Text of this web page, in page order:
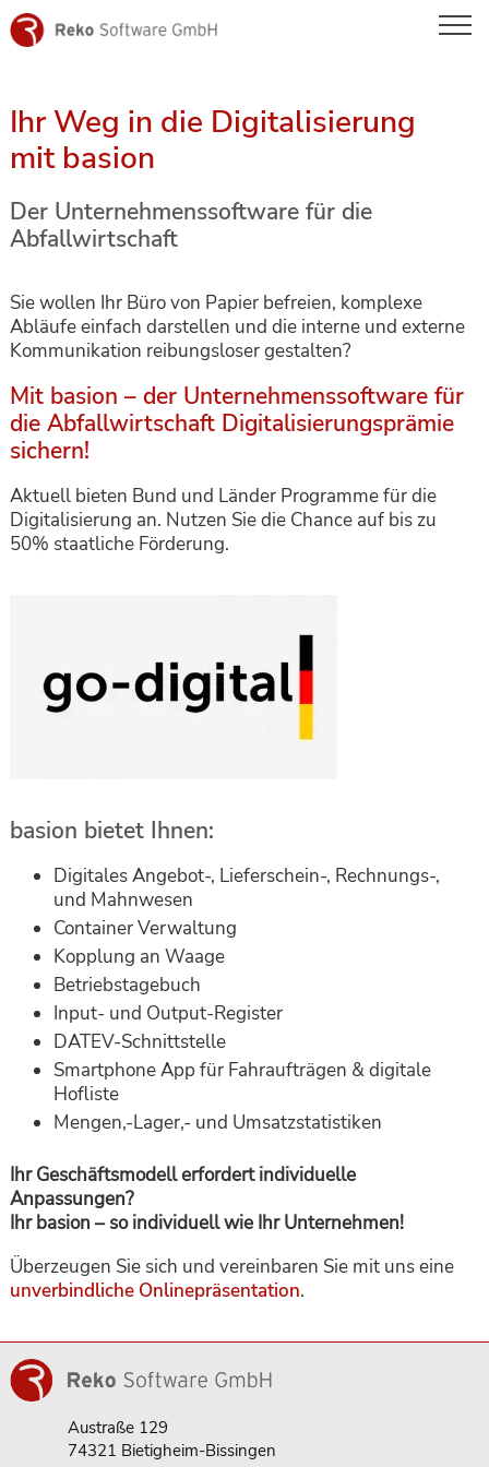
Skip
to
Ihr Weg in die Digitalisierung
mit basion
Der Unternehmenssoftware für die
Abfallwirtschaft
Sie wollen Ihr Büro von Papier befreien, komplexe
Abläufe einfach darstellen und die interne und externe
Kommunikation reibungsloser gestalten?
Mit basion – der Unternehmenssoftware für
die AbfallwirtschaftDigitalisierungsprämie
sichern!
Aktuell bieten Bund und Länder Programme für die
Digitalisierung an. Nutzen Sie die Chance auf bis zu
50% staatliche Förderung.
basion bietet Ihnen:
Digitales Angebot-, Lieferschein-, Rechnungs-,
und Mahnwesen
Container Verwaltung
Kopplung an Waage
Betriebstagebuch
Input- und Output-Register
DATEV-Schnittstelle
Smartphone App für Fahraufträgen & digitale
Hofliste
Mengen,-Lager,- und Umsatzstatistiken
Ihr Geschäftsmodell erfordert individuelle
Anpassungen?
Ihr basion – so individuell wie Ihr Unternehmen!
Überzeugen Sie sich und vereinbaren Sie mit uns eine
unverbindliche Onlinepräsentation.
Austraße 129
74321 Bietigheim-Bissingen